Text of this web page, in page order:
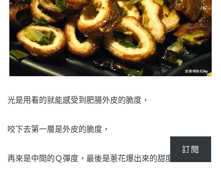
光是用看的就能感受到肥腸外皮的脆度，
咬下去第一層是外皮的脆度，
再來是中間的Ｑ彈度，最後是蔥花爆出來的甜度，
訂閱